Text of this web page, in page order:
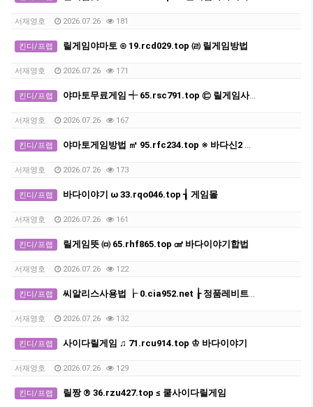
서재영호 2026.07.26 181
킨디/프랩 릴게임야마토 ⊙ 19.rcd029.top ㈃ 릴게임방법
서재영호 2026.07.26 171
킨디/프랩 야마토무료게임 ┽ 65.rsc791.top ㉢ 릴게임사이트추천
서재영호 2026.07.26 167
킨디/프랩 야마토게임방법 ㎡ 95.rfc234.top ※ 바다신2 다운로드
서재영호 2026.07.26 173
킨디/프랩 바다이야기 ω 33.rqo046.top ┧ 게임몰
서재영호 2026.07.26 161
킨디/프랩 릴게임뜻 ㈄ 65.rhf865.top ㎤ 바다이야기합법
서재영호 2026.07.26 122
킨디/프랩 씨알리스사용법 ┟ 0.cia952.net ┟ 정품레비트라 구매대행
서재영호 2026.07.26 132
킨디/프랩 사이다릴게임 ♫ 71.rcu914.top ♔ 바다이야기
서재영호 2026.07.26 129
킨디/프랩 릴짱 ® 36.rzu427.top ≤ 쿨사이다릴게임